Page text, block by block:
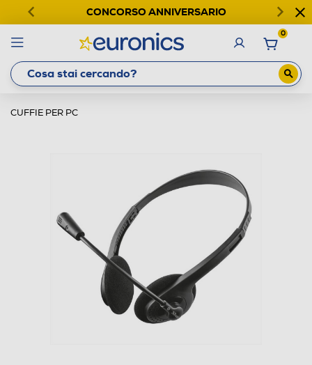
CONCORSO ANNIVERSARIO
0
CUFFIE PER PC